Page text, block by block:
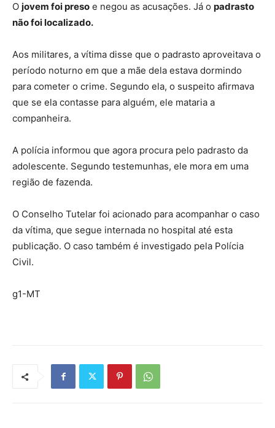
O jovem foi preso e negou as acusações. Já o padrasto
não foi localizado.
Aos militares, a vítima disse que o padrasto aproveitava o
período noturno em que a mãe dela estava dormindo
para cometer o crime. Segundo ela, o suspeito afirmava
que se ela contasse para alguém, ele mataria a
companheira.
A polícia informou que agora procura pelo padrasto da
adolescente. Segundo testemunhas, ele mora em uma
região de fazenda.
O Conselho Tutelar foi acionado para acompanhar o caso
da vítima, que segue internada no hospital até esta
publicação. O caso também é investigado pela Polícia
Civil.
g1-MT